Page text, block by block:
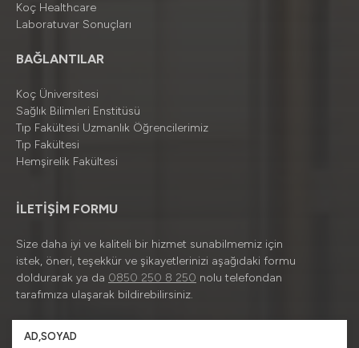
Koç Healthcare
Laboratuvar Sonuçları
BAĞLANTILAR
Koç Üniversitesi
Sağlık Bilimleri Enstitüsü
Tıp Fakültesi Uzmanlık Öğrencilerimiz
Tıp Fakültesi
Hemşirelik Fakültesi
İLETİŞİM FORMU
Size daha iyi ve kaliteli bir hizmet sunabilmemiz için
istek, öneri, teşekkür ve şikayetlerinizi aşağıdaki formu
doldurarak ya da 0850 250 8 250 nolu telefondan
tarafımıza ulaşarak bildirebilirsiniz.